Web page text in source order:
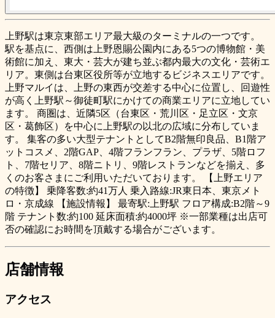
上野駅は東京東部エリア最大級のターミナルの一つです。
駅を基点に、西側は上野恩賜公園内にある5つの博物館・美
術館に加え、東大・芸大が建ち並ぶ都内最大の文化・芸術エ
リア。東側は台東区役所等が立地するビジネスエリアです。
上野マルイは、上野の東西が交差する中心に位置し、回遊性
が高く上野駅～御徒町駅にかけての商業エリアに立地してい
ます。
商圏は、近隣5区（台東区・荒川区・足立区・文京
区・葛飾区）を中心に上野駅の以北の広域に分布していま
す。
集客の多い大型テナントとしてB2階無印良品、B1階ア
ットコスメ、2階GAP、4階フランフラン、プラザ、5階ロフ
ト、7階セリア、8階ニトリ、9階レストランなどを揃え、多
くのお客さまにご利用いただいております。
【上野エリア
の特徴】
乗降客数:約41万人 乗入路線:JR東日本、東京メト
ロ・京成線
【施設情報】 最寄駅:上野駅 フロア構成:B2階～9
階 テナント数:約100 延床面積:約4000坪 ※一部業種は出店可
否の確認にお時間を頂戴する場合がございます。
店舗情報
アクセス